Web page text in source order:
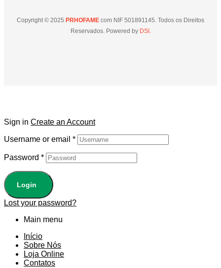
Copyright © 2025 PRHOFAME com NIF 501891145. Todos os Direitos
Reservados. Powered byDSI.
Sign in Create an Account
Username or email *
Password *
Login
Lost your password?
Main menu
Início
Sobre Nós
Loja Online
Contatos